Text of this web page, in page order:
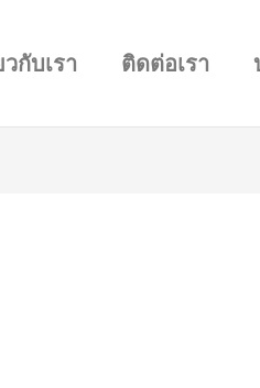
วกับเรา ติดต่อเรา